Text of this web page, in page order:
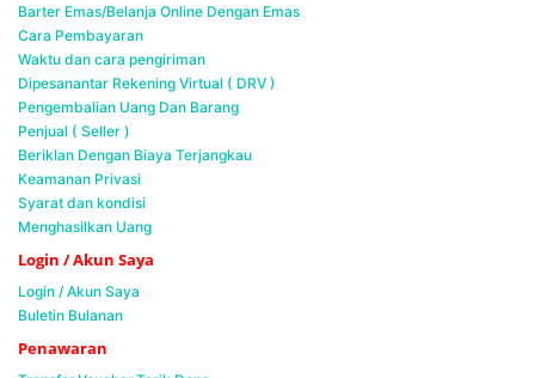
Barter Emas/Belanja Online Dengan Emas
Cara Pembayaran
Waktu dan cara pengiriman
Dipesanantar Rekening Virtual ( DRV )
Pengembalian Uang Dan Barang
Penjual ( Seller )
Beriklan Dengan Biaya Terjangkau
Keamanan Privasi
Syarat dan kondisi
Menghasilkan Uang
Login / Akun Saya
Login / Akun Saya
Buletin Bulanan
Penawaran